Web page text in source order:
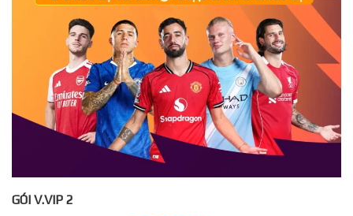
GÓI V.VIP 2